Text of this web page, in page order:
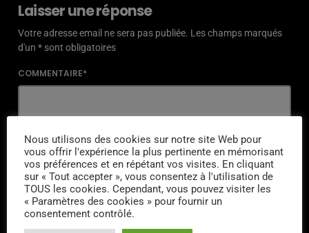
Laisser une réponse
Votre adresse email ne sera pas publiée. Les champs marqués
d'un * sont obligatoires
COMMENTAIRE*
NOM*
Nous utilisons des cookies sur notre site Web pour
vous offrir l'expérience la plus pertinente en mémorisant
vos préférences et en répétant vos visites. En cliquant
sur « Tout accepter », vous consentez à l'utilisation de
TOUS les cookies. Cependant, vous pouvez visiter les
« Paramètres des cookies » pour fournir un
consentement contrôlé.